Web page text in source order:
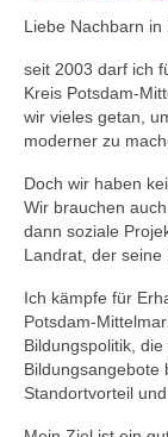
Liebe Nachbarn in
seit 2003 darf ich
Kreis Potsdam-
wir vieles getan,
moderner zu
Doch wir haben
Wir brauchen
dann soziale
Landrat, der seine
Ich kämpfe für
Potsdam-
Bildungspolitik,
Bildungsangebote
Standortvorteil